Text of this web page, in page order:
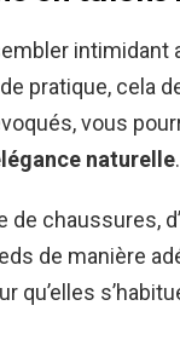
intimidant
pratique, cela
vous
naturelle.
chaussures,
de manière